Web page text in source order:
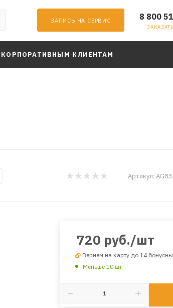
ЗАПИСЬ НА СЕРВИС 8 800
КОРПОРАТИВНЫМ КЛИЕНТАМ
Артикул:
720 руб./шт
Вернем на карту до 14
Меньше 10 шт